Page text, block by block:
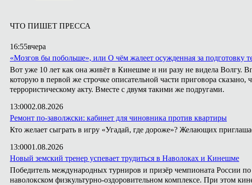
ЧТО ПИШЕТ ПРЕССА
16:55вчера
«Мозгов бы побольше», или О чём жалеет осужденная за подготовку
Вот уже 10 лет как она живёт в Кинешме и ни разу не видела Волгу.
которую в первой же строчке описательной части приговора
террористическому акту. Вместе с двумя такими же подругами.
13:0002.08.2026
Ремонт по-заволжски: кабинет для чиновника против квартиры
Кто желает сыграть в игру «Угадай, где дороже»? Желающих
13:0001.08.2026
Новый земский тренер успевает трудиться в Наволоках и Кинешме
Победитель международных турниров и призёр чемпионата России
наволокском физкультурно-оздоровительном комплексе. При этом